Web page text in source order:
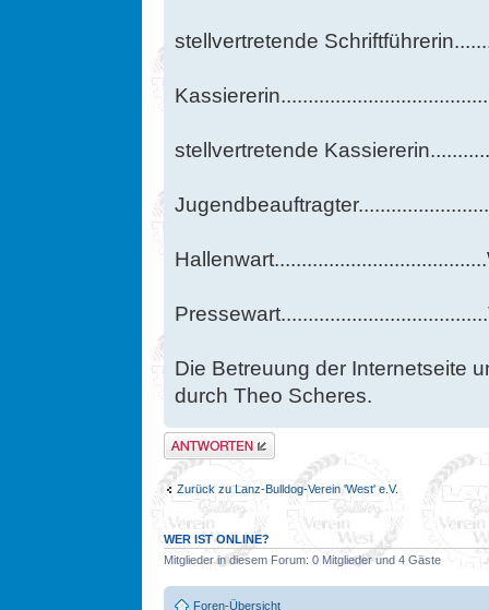
stellvertretende
stellvertretende
Die Betreuung der Internetseite
durch Theo Scheres.
Antwort erstellen
Zurück zu Lanz-Bulldog-Verein 'West' e.V.
WER IST ONLINE?
Mitglieder in diesem Forum: 0 Mitglieder und 4 Gäste
Foren-Übersicht